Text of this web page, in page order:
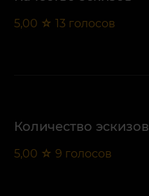
5,00 ☆ 13 голосов
Количество эскизов
5,00 ☆ 9 голосов